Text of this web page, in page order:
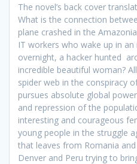
The novel’s back cover
What is the connection
plane crashed in the
IT workers who wake up in
overnight, a hacker hunted
incredible beautiful woman?
spider web in the conspiracy
pursues absolute global
and repression of the
interesting and courageous
young people in the struggle
that leaves from Romania
Denver and Peru trying to